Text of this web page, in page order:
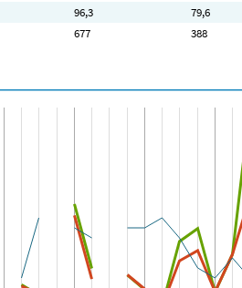
96,3 79,6
677 388